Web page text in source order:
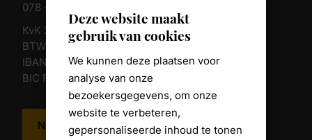
Deze website maakt
gebruik van cookies
We kunnen deze plaatsen voor
analyse van onze
bezoekersgegevens, om onze
website te verbeteren,
gepersonaliseerde inhoud te tonen
078 - 674 84 85
KvK 23011135
BTW nr. NL 805098938.B.01
IBAN NL10 RABO 0361 8039 58
BIC RABONL2U
Neem contact op